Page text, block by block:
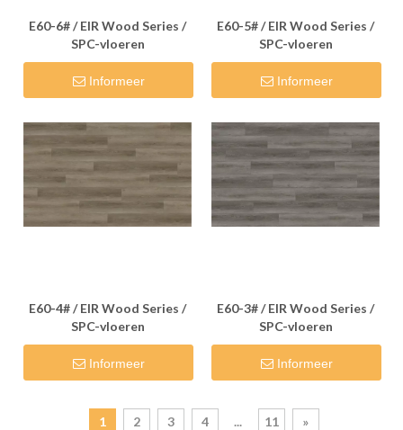
E60-6# / EIR Wood Series /
SPC-vloeren
Informeer
E60-5# / EIR Wood Series /
SPC-vloeren
Informeer
E60-4# / EIR Wood Series /
SPC-vloeren
Informeer
E60-3# / EIR Wood Series /
SPC-vloeren
Informeer
1 2 3 4 ... 11 »